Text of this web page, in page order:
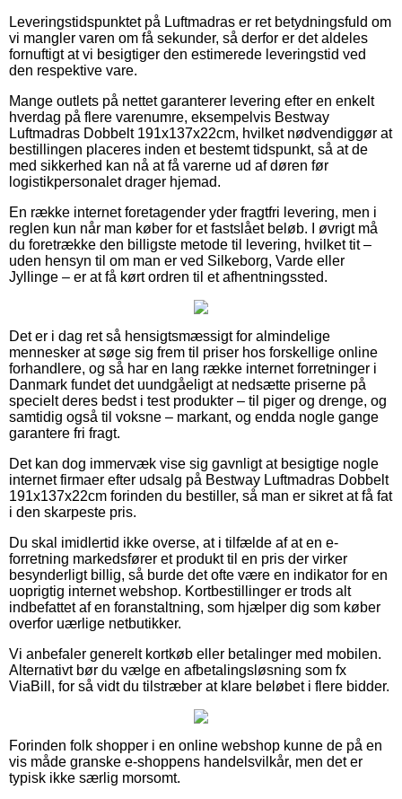
Leveringstidspunktet på Luftmadras er ret betydningsfuld om
vi mangler varen om få sekunder, så derfor er det aldeles
fornuftigt at vi besigtiger den estimerede leveringstid ved
den respektive vare.
Mange outlets på nettet garanterer levering efter en enkelt
hverdag på flere varenumre, eksempelvis Bestway
Luftmadras Dobbelt 191x137x22cm, hvilket nødvendiggør at
bestillingen placeres inden et bestemt tidspunkt, så at de
med sikkerhed kan nå at få varerne ud af døren før
logistikpersonalet drager hjemad.
En række internet foretagender yder fragtfri levering, men i
reglen kun når man køber for et fastslået beløb. I øvrigt må
du foretrække den billigste metode til levering, hvilket tit –
uden hensyn til om man er ved Silkeborg, Varde eller
Jyllinge – er at få kørt ordren til et afhentningssted.
Det er i dag ret så hensigtsmæssigt for almindelige
mennesker at søge sig frem til priser hos forskellige online
forhandlere, og så har en lang række internet forretninger i
Danmark fundet det uundgåeligt at nedsætte priserne på
specielt deres bedst i test produkter – til piger og drenge, og
samtidig også til voksne – markant, og endda nogle gange
garantere fri fragt.
Det kan dog immervæk vise sig gavnligt at besigtige nogle
internet firmaer efter udsalg på Bestway Luftmadras Dobbelt
191x137x22cm forinden du bestiller, så man er sikret at få fat
i den skarpeste pris.
Du skal imidlertid ikke overse, at i tilfælde af at en e-
forretning markedsfører et produkt til en pris der virker
besynderligt billig, så burde det ofte være en indikator for en
uoprigtig internet webshop. Kortbestillinger er trods alt
indbefattet af en foranstaltning, som hjælper dig som køber
overfor uærlige netbutikker.
Vi anbefaler generelt kortkøb eller betalinger med mobilen.
Alternativt bør du vælge en afbetalingsløsning som fx
ViaBill, for så vidt du tilstræber at klare beløbet i flere bidder.
Forinden folk shopper i en online webshop kunne de på en
vis måde granske e-shoppens handelsvilkår, men det er
typisk ikke særlig morsomt.